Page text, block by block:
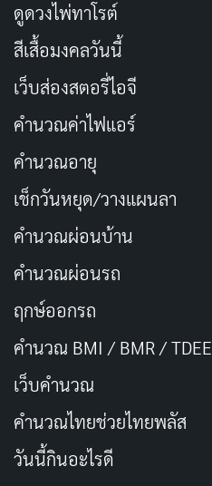
ดูดวงไพ่ทาโรต์
สีเสื้อมงคลวันนี้
เว็บส่องสตอรี่ไอจี
คำนวณค่าไฟแอร์
คำนวณอายุ
เช็กวันหยุด/วางแผนลา
คำนวณผ่อนบ้าน
คำนวณผ่อนรถ
ฤกษ์ออกรถ
คำนวณ BMI / BMR / TDEE
เว็บคํานวณ
คํานวณไทยช่วยไทยพลัส
วันนี้กินอะไรดี